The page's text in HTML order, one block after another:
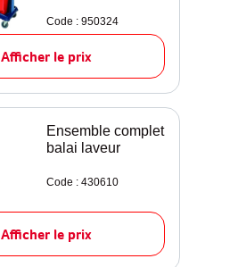
Code : 950324
Afficher le prix
Ensemble complet
balai laveur
Code : 430610
Afficher le prix